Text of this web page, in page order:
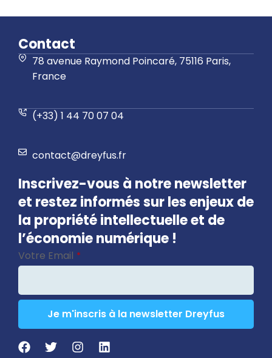
Contact
78 avenue Raymond Poincaré, 75116 Paris,
France
(+33) 1 44 70 07 04
contact@dreyfus.fr
Inscrivez-vous à notre newsletter
et restez informés sur les enjeux de
la propriété intellectuelle et de
l’économie numérique !
Votre Email *
Je m'inscris à la newsletter Dreyfus
Your